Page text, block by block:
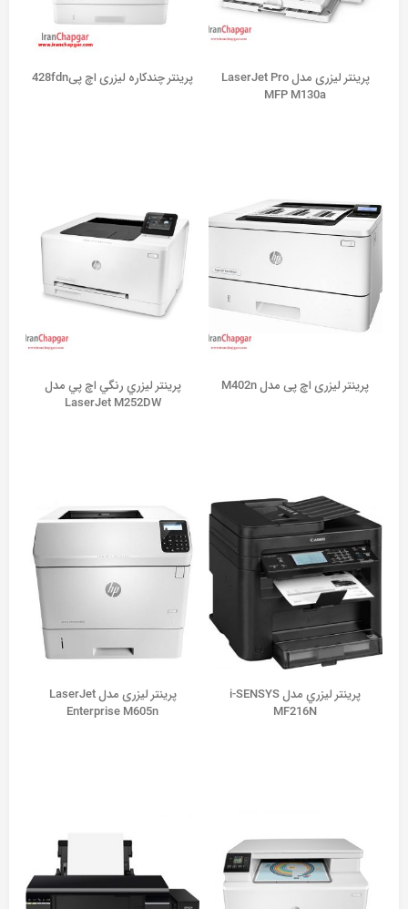
پرینتر لیزری مدل LaserJet Pro
MFP M130a
پرینتر چندکاره لیزری اچ پی428fdn
پرینتر لیزری اچ پی مدل M402n
پرينتر ليزري رنگي اچ پي مدل
LaserJet M252DW
پرينتر ليزري مدل i-SENSYS
MF216N
پرینتر لیزری مدل LaserJet
Enterprise M605n